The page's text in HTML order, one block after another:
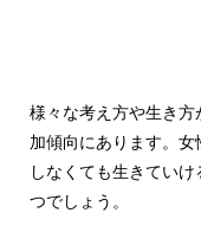
様々な考え方や生き
加傾向にあります。
しなくても生きてい
つでしょう。